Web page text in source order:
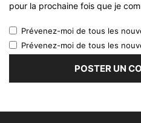
pour la prochaine fois que je
Prévenez-moi de tous les
Prévenez-moi de tous les